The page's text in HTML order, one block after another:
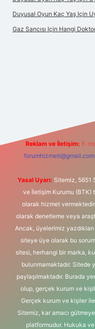
Duyusal Oyun Kaç Yaş Için
Gaz Sancısı Için Hangi
Reklam ve İletişim: E-
forumhizmeti@gmail.com
Yasal Uyarı: Sitemiz, 5651
ve İletişim Kurumu (BTK)
olarak hizmet
olarak denetleme veya
Ancak, üyelerimiz
siteye üye olarak bu
sitesi, herhangi bir marka,
bulunmamaktadır. Sitede
paylaşılmaktadır. Burada
olup, gerçek kurum ve
Gerçek kurum ve kişiler
Sitemiz, kar amacı
platformudur. Hukuka